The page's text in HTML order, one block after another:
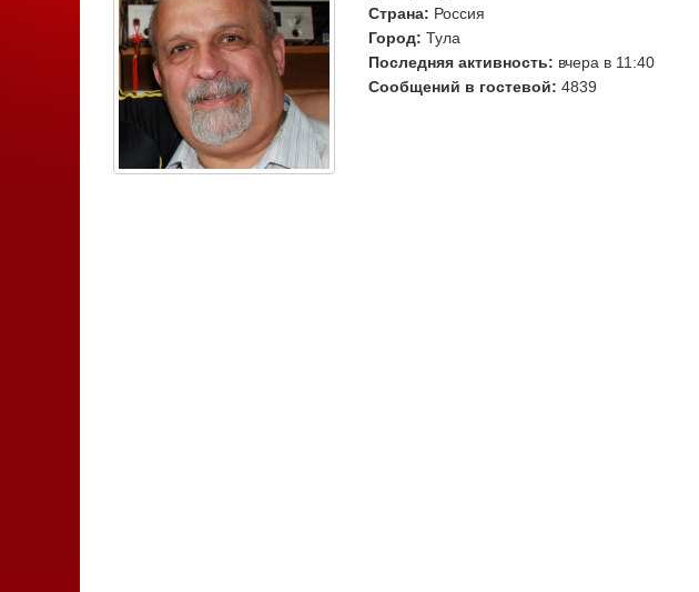
Страна: Россия
Город: Тула
Последняя активность: вчера в 11:40
Сообщений в гостевой: 4839